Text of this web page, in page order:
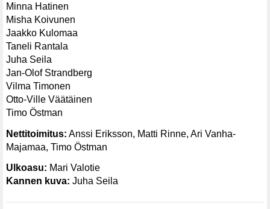
Minna Hatinen
Misha Koivunen
Jaakko Kulomaa
Taneli Rantala
Juha Seila
Jan-Olof Strandberg
Vilma Timonen
Otto-Ville Väätäinen
Timo Östman
Nettitoimitus: Anssi Eriksson, Matti Rinne, Ari Vanha-
Majamaa, Timo Östman
Ulkoasu: Mari Valotie
Kannen kuva: Juha Seila